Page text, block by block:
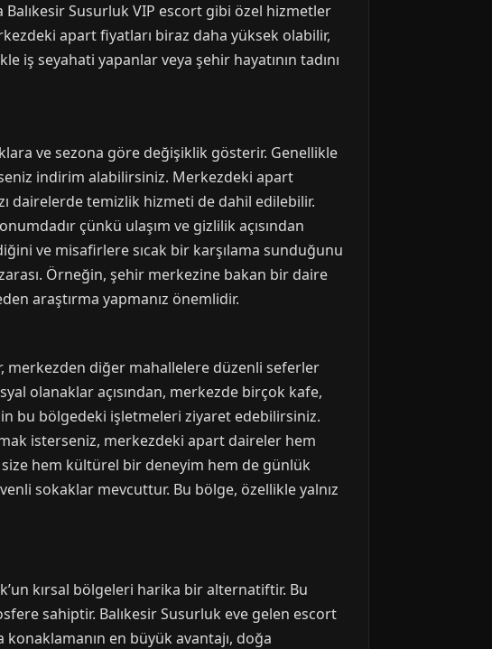
Balıkesir Susurluk VIP escort gibi özel hizmetler
apart fiyatları biraz daha yüksek olabilir,
iş seyahati yapanlar veya şehir hayatının tadını
ve sezona göre değişiklik gösterir. Genellikle
indirim alabilirsiniz. Merkezdeki apart
dairelerde temizlik hizmeti de dahil edilebilir.
çünkü ulaşım ve gizlilik açısından
ve misafirlere sıcak bir karşılama sunduğunu
Örneğin, şehir merkezine bakan bir daire
araştırma yapmanız önemlidir.
merkezden diğer mahallelere düzenli seferler
olanaklar açısından, merkezde birçok kafe,
bu bölgedeki işletmeleri ziyaret edebilirsiniz.
isterseniz, merkezdeki apart daireler hem
size hem kültürel bir deneyim hem de günlük
sokaklar mevcuttur. Bu bölge, özellikle yalnız
kırsal bölgeleri harika bir alternatiftir. Bu
sahiptir. Balıkesir Susurluk eve gelen escort
en büyük avantajı, doğa